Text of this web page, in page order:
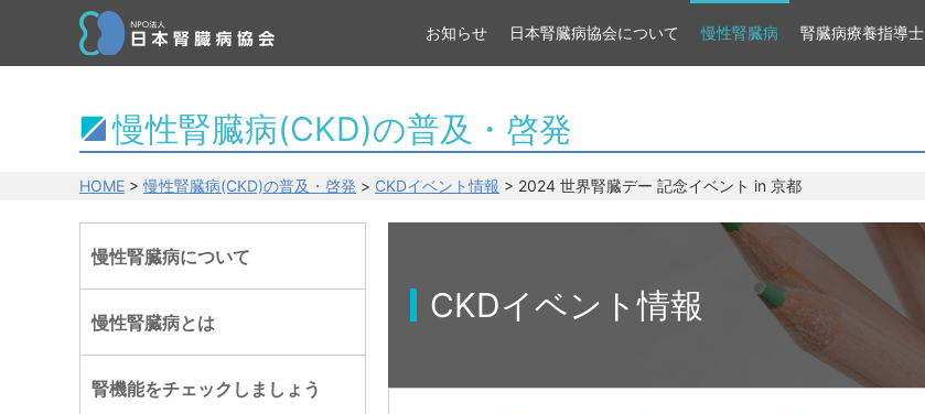
お知らせ 日本腎臓病協会について 慢性腎臓病 腎臓病療養指導士
慢性腎臓病(CKD)の普及・啓発
HOME >慢性腎臓病(CKD)の普及・啓発 > CKDイベント情報 > 2024 世界腎臓デー 記念イベント in 京都
慢性腎臓病について
慢性腎臓病とは
腎機能をチェックしましょう
CKDイベント情報